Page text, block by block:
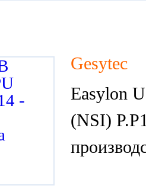
Gesytec
Easylon
(NSI)